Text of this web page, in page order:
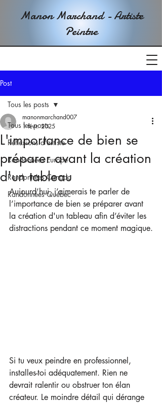
Manon Marchand - Artiste
Peintre
Post
Tous les posts
Réflexions d'artiste
Randonnées Europe
Randonnées Canada
Randonnées Québec
Tous les posts
L'importance de bien se
préparer avant la création
d'un tableau
manonmarchand007
1 févr. 2025
Aujourd’hui, j’aimerais te parler de
l’importance de bien se préparer avant
la création d'un tableau afin d’éviter les
distractions pendant ce moment magique.
Si tu veux peindre en professionnel,
installes-toi adéquatement. Rien ne
devrait ralentir ou obstruer ton élan
créateur. Le moindre détail qui dérange